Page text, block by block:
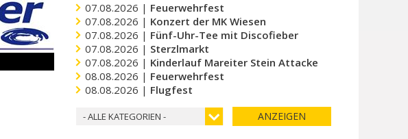
07.08.2026 | Feuerwehrfest
07.08.2026 | Konzert der MK Wiesen
07.08.2026 | Fünf-Uhr-Tee mit Discofieber
07.08.2026 | Sterzlmarkt
07.08.2026 | Kinderlauf Mareiter Stein Attacke
08.08.2026 | Feuerwehrfest
08.08.2026 | Flugfest
- ALLE KATEGORIEN - ANZEIGEN